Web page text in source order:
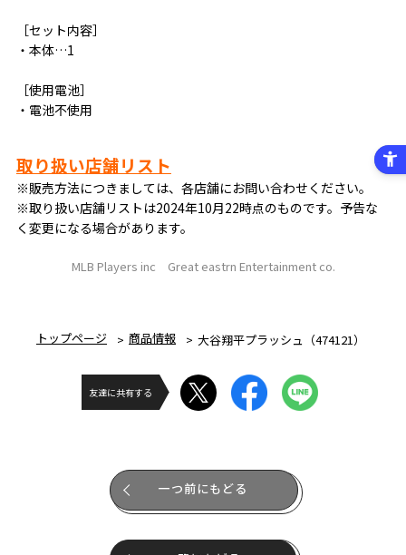
［セット内容］
・本体…1
［使用電池］
・電池不使用
取り扱い店舗リスト
※販売方法につきましては、各店舗にお問い合わせください。
※取り扱い店舗リストは2024年10月22時点のものです。予告な
く変更になる場合があります。
MLB Players inc Great eastrn Entertainment co.
トップページ 商品情報 大谷翔平プラッシュ（474121）
友達に共有する
一つ前にもどる